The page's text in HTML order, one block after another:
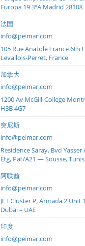
Europa 19 3ºA Madrid 28108
法国
info@peimar.com
105 Rue Anatole France 6th
Levallois-Perret, France
加拿大
info@peimar.com
1200 Av McGill-College
H3B 4G7
突尼斯
info@peimar.com
Residence Saray, Bvd Yasser
Etg, Pat/A21 — Sousse,
阿联酋
info@peimar.com
JLT Cluster P, Armada 2 Unit
Dubai – UAE
印度
info@peimar.com